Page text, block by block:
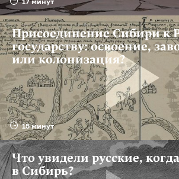
15 минут
Присоединение Сибири к
государству: освоение,
или колонизация?
Что увидели русские,
в Сибирь?